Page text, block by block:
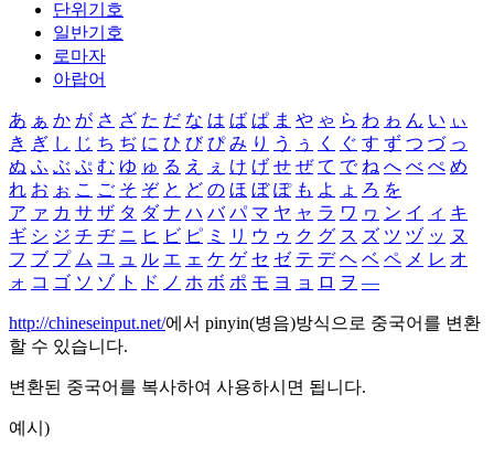
단위기호
일반기호
로마자
아랍어
あ ぁ か が さ ざ た だ な は ば ぱ ま や ゃ ら わ ゎ ん い ぃ
き ぎ し じ ち ぢ に ひ び ぴ み り う ぅ く ぐ す ず つ づ っ
ぬ ふ ぶ ぷ む ゆ ゅ る え ぇ け げ せ ぜ て で ね へ べ ぺ め
れ お ぉ こ ご そ ぞ と ど の ほ ぼ ぽ も よ ょ ろ を
ア ァ カ サ ザ タ ダ ナ ハ バ パ マ ヤ ャ ラ ワ ヮ ン イ ィ キ
ギ シ ジ チ ヂ ニ ヒ ビ ピ ミ リ ウ ゥ ク グ ス ズ ツ ヅ ッ ヌ
フ ブ プ ム ユ ュ ル エ ェ ケ ゲ セ ゼ テ デ ヘ ベ ペ メ レ オ
ォ コ ゴ ソ ゾ ト ド ノ ホ ボ ポ モ ヨ ョ ロ ヲ ―
http://chineseinput.net/에서 pinyin(병음)방식으로 중국어를 변환
할 수 있습니다.
변환된 중국어를 복사하여 사용하시면 됩니다.
예시)